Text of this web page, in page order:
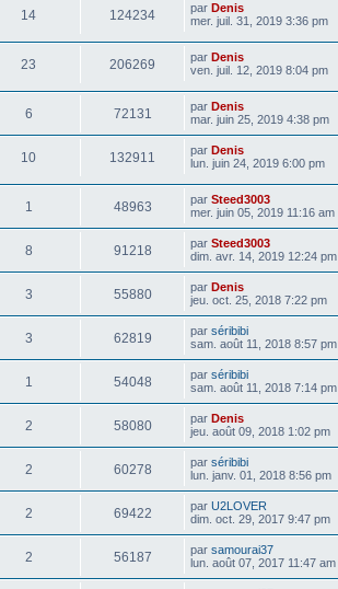
14 124234 par Denis
mer. juil. 31, 2019 3:36 pm
23 206269 par Denis
ven. juil. 12, 2019 8:04 pm
6 72131 par Denis
mar. juin 25, 2019 4:38 pm
10 132911 par Denis
lun. juin 24, 2019 6:00 pm
1 48963 par Steed3003
mer. juin 05, 2019 11:16 am
8 91218 par Steed3003
dim. avr. 14, 2019 12:24 pm
3 55880 par Denis
jeu. oct. 25, 2018 7:22 pm
3 62819 par séribibi
sam. août 11, 2018 8:57 pm
1 54048 par séribibi
sam. août 11, 2018 7:14 pm
2 58080 par Denis
jeu. août 09, 2018 1:02 pm
2 60278 par séribibi
lun. janv. 01, 2018 8:56 pm
2 69422 par U2LOVER
dim. oct. 29, 2017 9:47 pm
2 56187 par samourai37
lun. août 07, 2017 11:47 am